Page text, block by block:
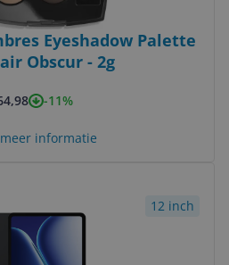
Eyeshadow Palette
Obscur - 2g
-11%
informatie
12 inch